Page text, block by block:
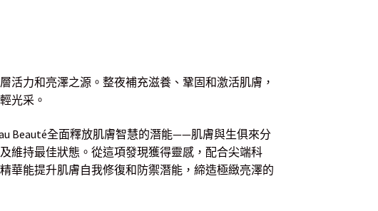
活力和亮澤之源。整夜補充滋養、鞏固和激活肌膚，
光采。
Beauté全面釋放肌膚智慧的潛能——肌膚與生俱來分
維持最佳狀態。從這項發現獲得靈感，配合尖端科
華能提升肌膚自我修復和防禦潛能，締造極緻亮澤的